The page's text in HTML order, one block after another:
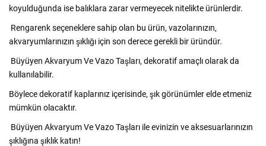
koyulduğunda ise balıklara zarar vermeyecek nitelikte ürünlerdir.
Rengarenk seçeneklere sahip olan bu ürün, vazolarınızın,
akvaryumlarınızın şıklığı için son derece gerekli bir üründür.
Büyüyen Akvaryum Ve Vazo Taşları, dekoratif amaçlı olarak da
kullanılabilir.
Böylece dekoratif kaplarınız içerisinde, şık görünümler elde etmeniz
mümkün olacaktır.
Büyüyen Akvaryum Ve Vazo Taşları ile evinizin ve aksesuarlarınızın
şıklığına şıklık katın!